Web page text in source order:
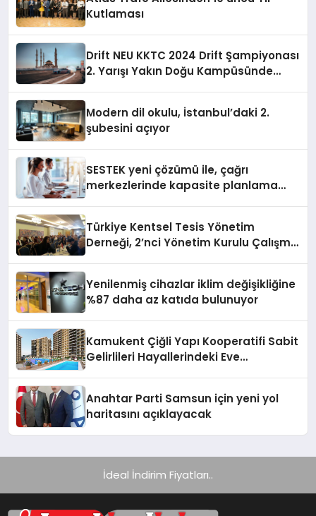
Kutlaması
Drift NEU KKTC 2024 Drift Şampiyonası
2. Yarışı Yakın Doğu Kampüsünde
Modern dil okulu, İstanbul’daki 2.
şubesini açıyor
SESTEK yeni çözümü ile, çağrı
merkezlerinde kapasite planlama
Türkiye Kentsel Tesis Yönetim
Derneği, 2’nci Yönetim Kurulu Çalışma
Yenilenmiş cihazlar iklim değişikliğine
%87 daha az katıda bulunuyor
Kamukent Çiğli Yapı Kooperatifi Sabit
Gelirlileri Hayallerindeki Eve
Anahtar Parti Samsun için yeni yol
haritasını açıklayacak
İdeal İndirim Fiyatları..